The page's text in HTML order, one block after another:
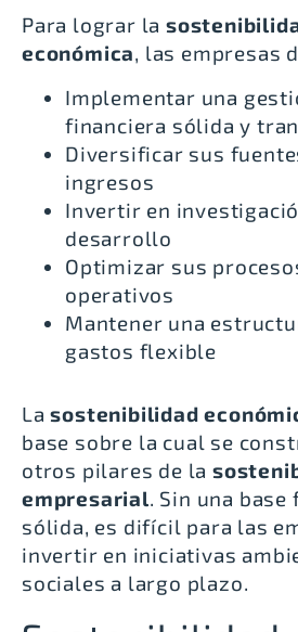
Para lograr la
económica, las empresas
Implementar una
financiera sólida y
Diversificar sus
ingresos
Invertir en
desarrollo
Optimizar sus
operativos
Mantener una
gastos flexible
Lasostenibilidad
base sobre la cual se
otros pilares de la
empresarial. Sin una base
sólida, es difícil para las
invertir en iniciativas
sociales a largo plazo.